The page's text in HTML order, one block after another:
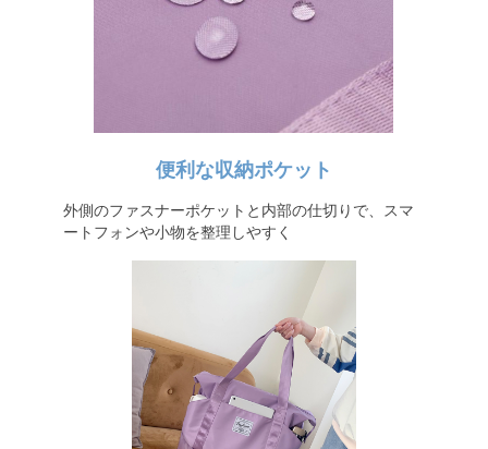
便利な収納ポケット
外側のファスナーポケットと内部の仕切りで、スマ
ートフォンや小物を整理しやすく